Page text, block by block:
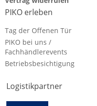
PIKO erleben
Tag der Offenen Tür
PIKO bei uns /
Fachhändlerevents
Betriebsbesichtigung
Logistikpartner